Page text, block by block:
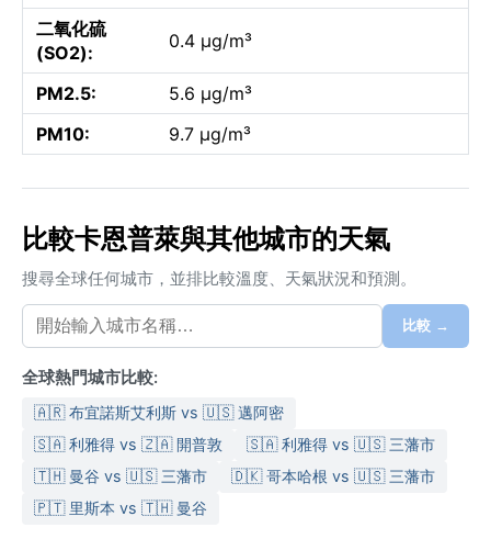
二氧化硫
(SO2):
0.4 µg/m³
PM2.5:
5.6 µg/m³
PM10:
9.7 µg/m³
比較卡恩普萊與其他城市的天氣
搜尋全球任何城市，並排比較溫度、天氣狀況和預測。
比較 →
全球熱門城市比較:
🇦🇷 布宜諾斯艾利斯 vs 🇺🇸 邁阿密
🇸🇦 利雅得 vs 🇿🇦 開普敦
🇸🇦 利雅得 vs 🇺🇸 三藩市
🇹🇭 曼谷 vs 🇺🇸 三藩市
🇩🇰 哥本哈根 vs 🇺🇸 三藩市
🇵🇹 里斯本 vs 🇹🇭 曼谷